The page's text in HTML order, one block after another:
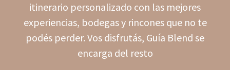
itinerario personalizado con las mejores
experiencias, bodegas y rincones que no te
podés perder. Vos disfrutás, Guía Blend se
encarga del resto